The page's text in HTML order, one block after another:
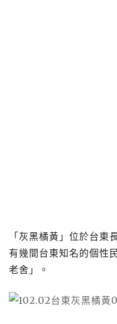
「灰黑橘黃」位於台東
有幾間台東知名的個性
老舍」。